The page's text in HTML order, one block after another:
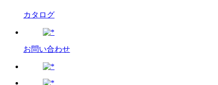
カタログ
お問い合わせ